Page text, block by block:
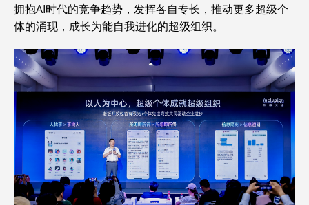
拥抱AI时代的竞争趋势，发挥各自专长，推动更多超级个
体的涌现，成长为能自我进化的超级组织。